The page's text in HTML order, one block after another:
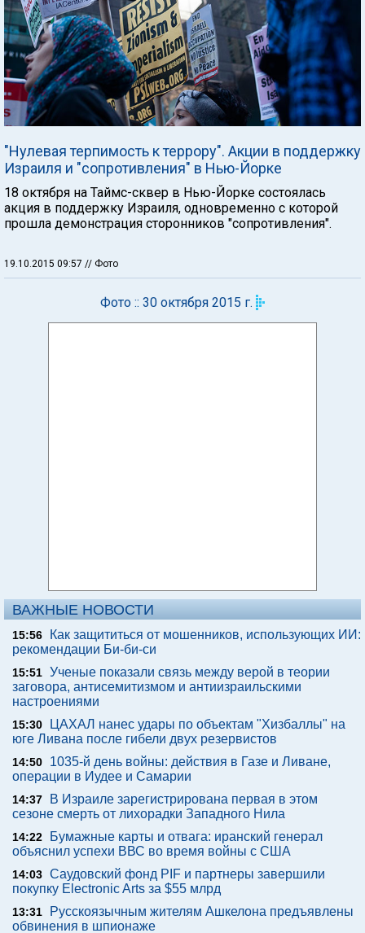
"Нулевая терпимость к террору". Акции в поддержку
Израиля и "сопротивления" в Нью-Йорке
18 октября на Таймс-сквер в Нью-Йорке состоялась
акция в поддержку Израиля, одновременно с которой
прошла демонстрация сторонников "сопротивления".
19.10.2015 09:57 // Фото
Фото :: 30 октября 2015 г.
ВАЖНЫЕ НОВОСТИ
15:56
Как защититься от мошенников, использующих ИИ:
рекомендации Би-би-си
15:51 Ученые показали связь между верой в теории
заговора, антисемитизмом и антиизраильскими
настроениями
15:30
ЦАХАЛ нанес удары по объектам "Хизбаллы" на
юге Ливана после гибели двух резервистов
14:50
1035-й день войны: действия в Газе и Ливане,
операции в Иудее и Самарии
14:37
В Израиле зарегистрирована первая в этом
сезоне смерть от лихорадки Западного Нила
14:22
Бумажные карты и отвага: иранский генерал
объяснил успехи ВВС во время войны с США
14:03 Саудовский фонд PIF и партнеры завершили
покупку Electronic Arts за $55 млрд
13:31
Русскоязычным жителям Ашкелона предъявлены
обвинения в шпионаже